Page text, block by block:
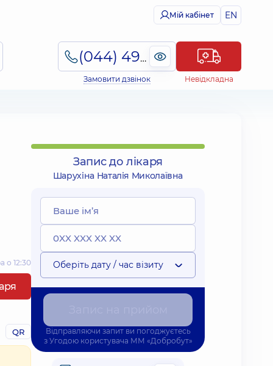
Мій кабінет EN
(044) 495-2-888
Замовити дзвінок Невідкладна
о 12:30
QR
Запис до лікаря
Шарухіна Наталія Миколаївна
Оберіть дату / час візиту
Відправляючи запит ви погоджуєтесь
з Угодою користувача ММ «Добробут»